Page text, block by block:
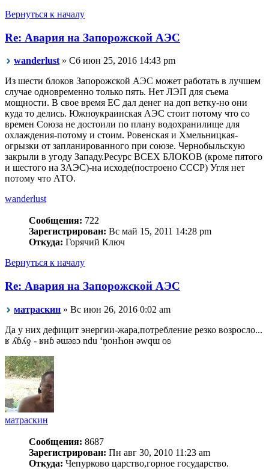
Вернуться к началу
Re: Авария на Запорожской АЭС
wanderlust» Сб июн 25, 2016 14:43 pm
Из шести блоков Запорожской АЭС может работать в лучшем
случае одновременно только пять. Нет ЛЭП для съема
мощности. В свое время ЕС дал денег на доп ветку-но они
куда то делись. Южноукраинская АЭС стоит потому что со
времен Союза не достоили по плану водохранилище для
охлаждения-потому и стоим. Ровенская и Хмельницкая-
огрызки от запланированного при союзе. Чернобыльскую
закрыли в угоду Западу.Ресурс ВСЕХ БЛОКОВ (кроме пятого
и шестого на ЗАЭС)-на исходе(построено СССР) Угля нет
потому что АТО.
wanderlust
Сообщения: 722
Зарегистрирован: Вс май 15, 2011 14:28 pm
Откуда: Горячий Ключ
Вернуться к началу
Re: Авария на Запорожской АЭС
матраскин » Вс июн 26, 2016 0:02 am
Да у них дефицит энергии-жара,потребление резко возросло...
ʁ ʎɓʎƍ - ʁнɓ ǝɯǝʚɔ ndu ‘ņонҺон ǝwqɯ оʚ
матраскин
Сообщения: 8687
Зарегистрирован: Пн авг 30, 2010 11:23 am
Откуда: Чепурково царство,горное государство.